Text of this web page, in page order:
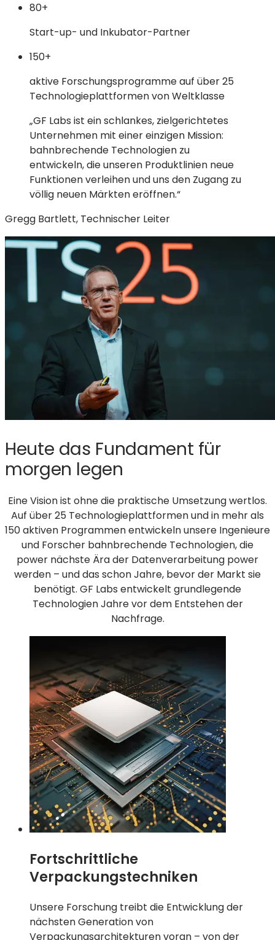
80+
Start-up- und Inkubator-Partner
150+
aktive Forschungsprogramme auf über 25
Technologieplattformen von Weltklasse
„GF Labs ist ein schlankes, zielgerichtetes
Unternehmen mit einer einzigen Mission:
bahnbrechende Technologien zu
entwickeln, die unseren Produktlinien neue
Funktionen verleihen und uns den Zugang zu
völlig neuen Märkten eröffnen.“
Gregg Bartlett, Technischer Leiter
Heute das Fundament für
morgen legen
Eine Vision ist ohne die praktische Umsetzung wertlos.
Auf über 25 Technologieplattformen und in mehr als
150 aktiven Programmen entwickeln unsere Ingenieure
und Forscher bahnbrechende Technologien, die
power nächste Ära der Datenverarbeitung power
werden – und das schon Jahre, bevor der Markt sie
benötigt. GF Labs entwickelt grundlegende
Technologien Jahre vor dem Entstehen der
Nachfrage.
Fortschrittliche
Verpackungstechniken
Unsere Forschung treibt die Entwicklung der
nächsten Generation von
Verpackungsarchitekturen voran – von der